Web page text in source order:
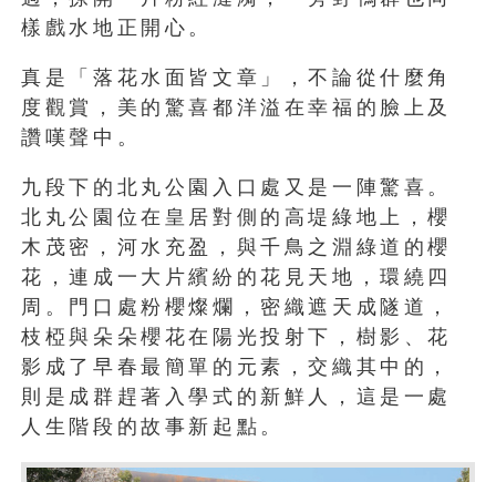
樣戲水地正開心。
真是「落花水面皆文章」，不論從什麼角
度觀賞，美的驚喜都洋溢在幸福的臉上及
讚嘆聲中。
九段下的北丸公園入口處又是一陣驚喜。
北丸公園位在皇居對側的高堤綠地上，櫻
木茂密，河水充盈，與千鳥之淵綠道的櫻
花，連成一大片繽紛的花見天地，環繞四
周。門口處粉櫻燦爛，密織遮天成隧道，
枝椏與朵朵櫻花在陽光投射下，樹影、花
影成了早春最簡單的元素，交織其中的，
則是成群趕著入學式的新鮮人，這是一處
人生階段的故事新起點。